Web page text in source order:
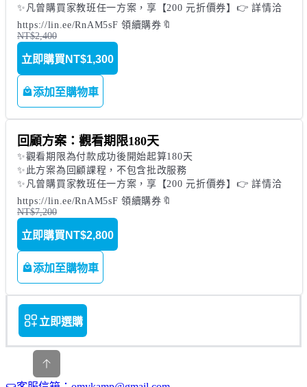
✨凡曾購買家教班任一方案，享【200 元折價券】👉 詳情洽
https://lin.ee/RnAM5sF 領續購券🔖
NT$2,400
立即購買 NT$1,300
添加至購物車
回顧方案：觀看期限180天
✨觀看期限為付款成功後開始起算180天
✨此方案為回顧課程，不包含批改服務
✨凡曾購買家教班任一方案，享【200 元折價券】👉 詳情洽
https://lin.ee/RnAM5sF 領續購券🔖
NT$7,200
立即購買 NT$2,800
添加至購物車
立即選購